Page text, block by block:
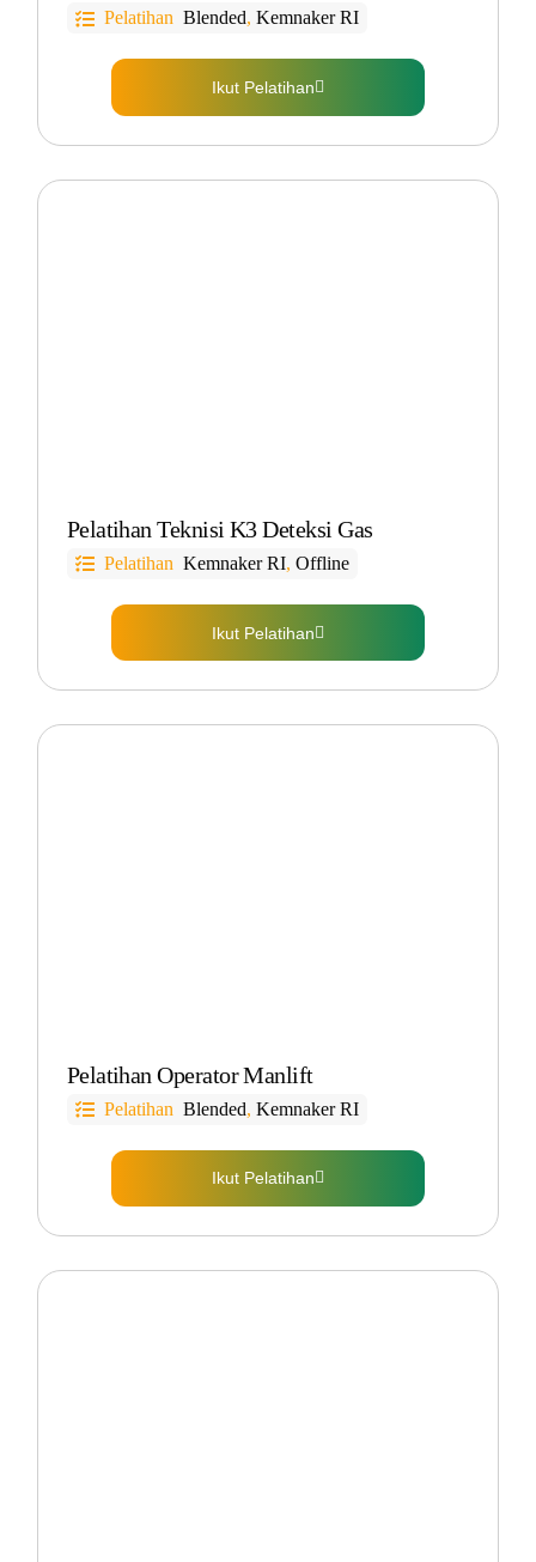
Pelatihan Blended, Kemnaker RI
Ikut Pelatihan
Pelatihan Teknisi K3 Deteksi Gas
Pelatihan Kemnaker RI, Offline
Ikut Pelatihan
Pelatihan Operator Manlift
Pelatihan Blended, Kemnaker RI
Ikut Pelatihan